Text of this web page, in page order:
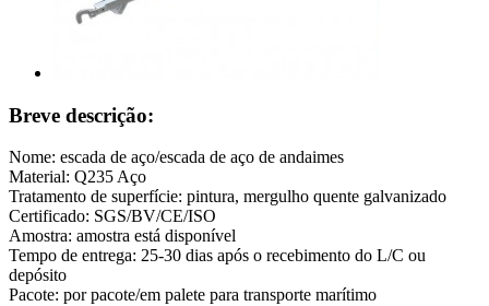
Breve descrição:
Nome: escada de aço/escada de aço de andaimes
Material: Q235 Aço
Tratamento de superfície: pintura, mergulho quente galvanizado
Certificado: SGS/BV/CE/ISO
Amostra: amostra está disponível
Tempo de entrega: 25-30 dias após o recebimento do L/C ou
depósito
Pacote: por pacote/em palete para transporte marítimo